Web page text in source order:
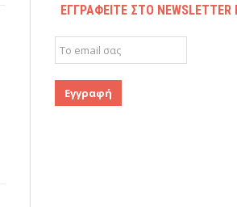
ΕΓΓΡΑΦΕΊΤΕ ΣΤΟ